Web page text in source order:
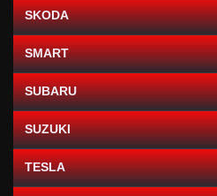
SKODA
SMART
SUBARU
SUZUKI
TESLA